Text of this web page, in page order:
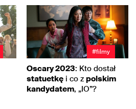
#filmy
Oscary 2023: Kto dostał
statuetkę i co z polskim
kandydatem, „IO”?